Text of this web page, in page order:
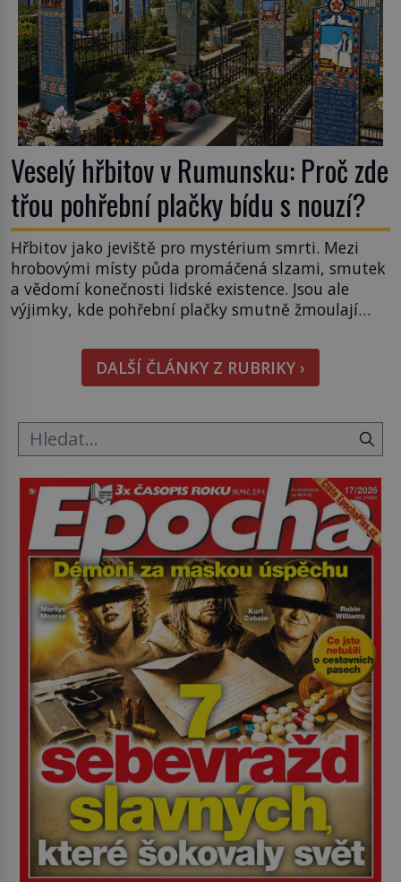
Veselý hřbitov v Rumunsku: Proč zde
třou pohřební plačky bídu s nouzí?
Hřbitov jako jeviště pro mystérium smrti. Mezi
hrobovými místy půda promáčená slzami, smutek
a vědomí konečnosti lidské existence. Jsou ale
výjimky, kde pohřební plačky smutně žmoulají
pohledu na výši vyměřené podpory
v nezaměstnanosti. Kam vás pozveme? Unikátní
hřbitov, který si vysloužil název „Veselý“, najdeme
DALŠÍ ČLÁNKY Z RUBRIKY ›